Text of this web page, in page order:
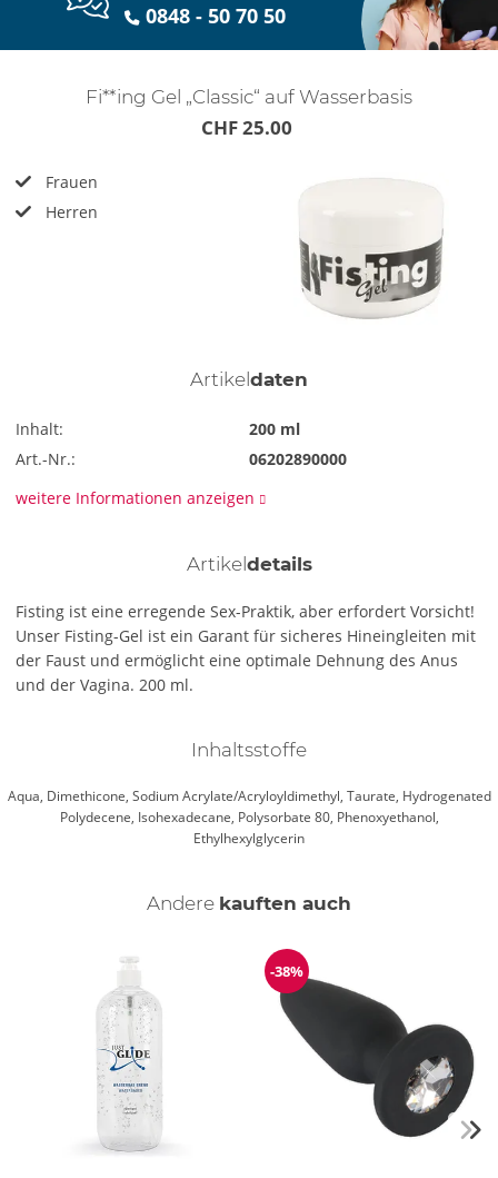
0848 - 50 70 50
Fi**ing Gel „Classic“ auf Wasserbasis
CHF 25.00
Frauen
Herren
Artikel daten
Inhalt:
200 ml
Art.-Nr.:
06202890000
weitere Informationen anzeigen
Artikel details
Fisting ist eine erregende Sex-Praktik, aber erfordert Vorsicht!
Unser Fisting-Gel ist ein Garant für sicheres Hineingleiten mit
der Faust und ermöglicht eine optimale Dehnung des Anus
und der Vagina. 200 ml.
Inhaltsstoffe
Aqua, Dimethicone, Sodium Acrylate/Acryloyldimethyl, Taurate, Hydrogenated
Polydecene, Isohexadecane, Polysorbate 80, Phenoxyethanol,
Ethylhexylglycerin
Andere kauften auch
Reduzierung
-38%